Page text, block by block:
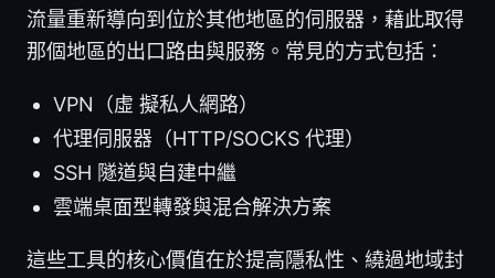
流量重新導向到位於其他地區的伺服器，藉此取得
那個地區的出口路由與服務。常見的方式包括：
VPN（虛 擬私人網路）
代理伺服器（HTTP/SOCKS 代理）
SSH 隧道與自建中繼
雲端桌面型轉發與混合解決方案
這些工具的核心價值在於提高隱私性、繞過地域封